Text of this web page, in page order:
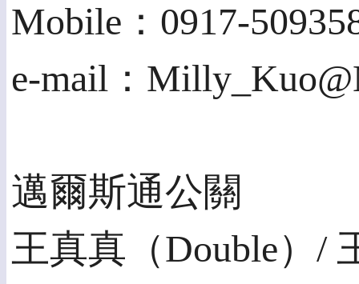
Mobile：0917-
e-mail：
邁爾斯通公關
王真真（Double）/